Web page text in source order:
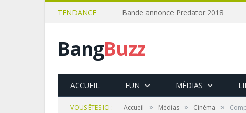
TENDANCE Bande annonce Predator 2018
BangBuzz
ACCUEIL FUN MÉDIAS
VOUS ÊTES ICI : Accueil » Médias » Cinéma »